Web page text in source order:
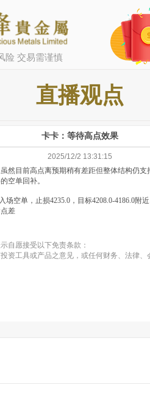
险 交易需谨慎
直播观点
​卡卡：等待高点效果
2025/12/2 13:31:15
然目前高点离预期稍有差距但整体结构仍
空单回补。
空单，止损4235.0，目标4208.0-4186.0附近
差
自愿接受以下免责条款：
资工具或产品之意见，或任何财务、法律、